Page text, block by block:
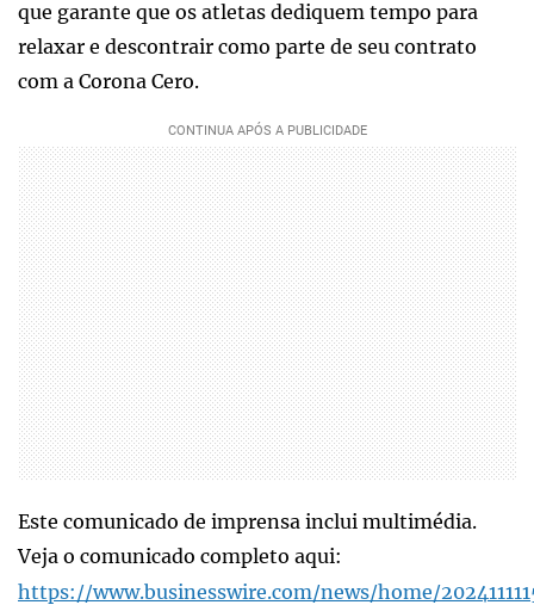
que garante que os atletas dediquem tempo para
relaxar e descontrair como parte de seu contrato
com a Corona Cero.
Este comunicado de imprensa inclui multimédia.
Veja o comunicado completo aqui:
https://www.businesswire.com/news/home/